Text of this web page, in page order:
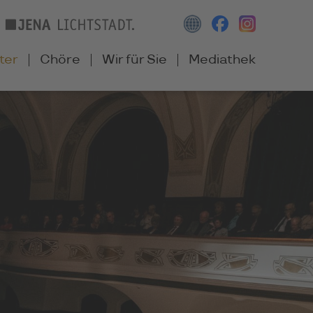
Chöre Wir für Sie Mediathek